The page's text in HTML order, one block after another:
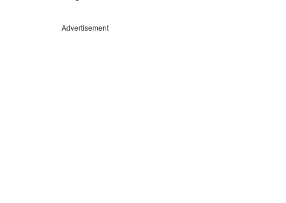
Advertisement